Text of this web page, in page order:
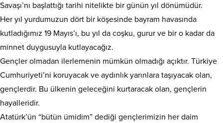
Savaşı’nı başlattığı tarihi nitelikte bir günün yıl dönümüdür.
Her yıl yurdumuzun dört bir köşesinde bayram havasında
kutladığımız 19 Mayıs’ı, bu yıl da coşku, gurur ve bir o kadar da
minnet duygusuyla kutlayacağız.
Gençler olmadan ilerlemenin mümkün olmadığı açıktır. Türkiye
Cumhuriyeti’ni koruyacak ve aydınlık yarınlara taşıyacak olan,
gençlerdir. Bu ülkenin geleceğini kurtaracak olan, gençlerin
hayalleridir.
Atatürk’ün “bütün ümidim” dediği gençlerimizin her daim